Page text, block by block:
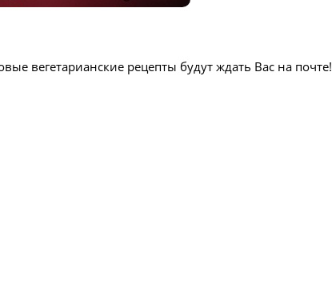
вегетарианские рецепты будут ждать Вас на почте!